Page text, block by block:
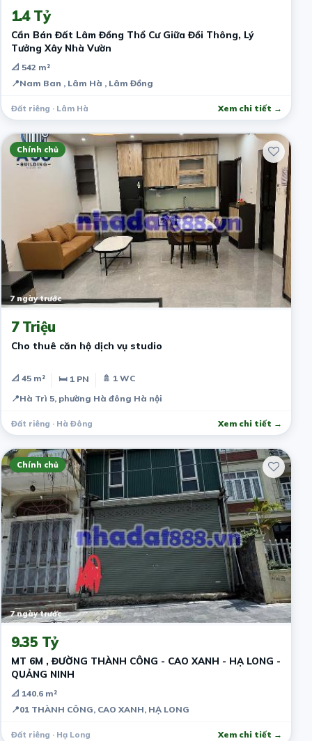
1.4 Tỷ
Cần Bán Đất Lâm Đồng Thổ Cư Giữa Đồi Thông, Lý
Tưởng Xây Nhà Vườn
📐 542 m²
📍Nam Ban , Lâm Hà , Lâm Đồng
Đất riêng · Lâm Hà Xem chi tiết →
Chính chủ
7 ngày trước
7 Triệu
Cho thuê căn hộ dịch vụ studio
📐 45 m² 🛏 1 PN
🚿 1 WC
📍Hà Trì 5, phường Hà đông Hà nội
Đất riêng · Hà Đông Xem chi tiết →
Chính chủ
7 ngày trước
9.35 Tỷ
MT 6M , ĐƯỜNG THÀNH CÔNG - CAO XANH - HẠ LONG -
QUẢNG NINH
📐 140.6 m²
📍01 THÀNH CÔNG, CAO XANH, HẠ LONG
Đất riêng · Hạ Long Xem chi tiết →